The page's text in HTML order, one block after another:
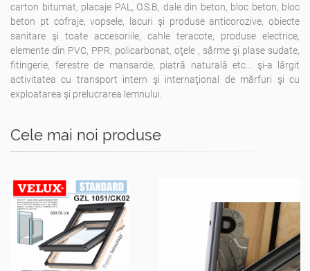
carton bitumat, placaje PAL, O.S.B, dale din beton, bloc beton, bloc
beton pt cofraje, vopsele, lacuri şi produse anticorozive, obiecte
sanitare şi toate accesoriile, cahle teracote, produse electrice,
elemente din PVC, PPR, policarbonat, oţele , sârme şi plase sudate,
fitingerie, ferestre de mansarde, piatră naturală etc... şi-a lărgit
activitatea cu transport intern şi internaţional de mărfuri şi cu
exploatarea şi prelucrarea lemnului.
Cele mai noi produse